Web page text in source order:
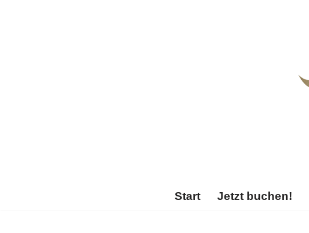
Start Jetzt buchen!